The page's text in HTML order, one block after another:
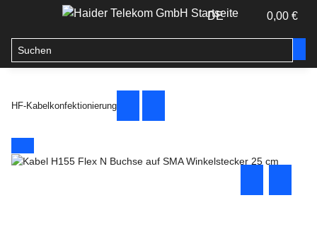
DE 0,00 €
HF-Kabelkonfektionierung